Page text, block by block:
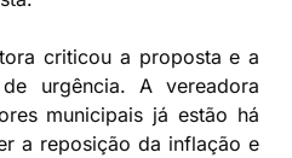
criticou a proposta e a
urgência. A vereadora
municipais já estão há
a reposição da inflação e